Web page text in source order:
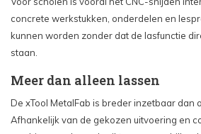
concrete werkstukken, onderdelen en
kunnen worden zonder dat de lasfunctie
staan.
Meer dan alleen lassen
De xTool MetalFab is breder inzetbaar dan
Afhankelijk van de gekozen uitvoering en